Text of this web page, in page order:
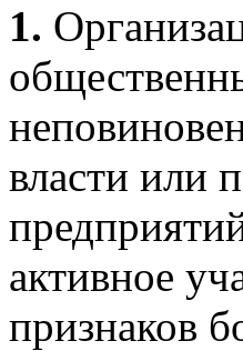
1.
власти или
активное
признаков